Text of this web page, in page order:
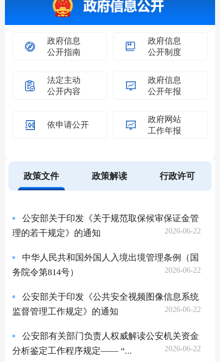
政府信息
公开指南
政府信息
公开制度
法定主动
公开内容
政府信息
公开年报
依申请公开
政府网站
工作年报
政策文件 政策解读 行政许可
公安部关于印发《关于规范取保候审保证金管
理的若干规定》的通知
2026-06-22
中华人民共和国外国人入境出境管理条例（国
务院令第814号）
2026-06-22
公安部关于印发《公共安全视频图像信息系统
监督管理工作规定》的通知
2026-06-22
公安部有关部门负责人权威解读公安机关资金
分析鉴定工作程序规定—— “...
2026-06-22